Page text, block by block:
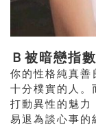
Ｂ被暗戀指
你的性格純真善
十分樸實的人。
打動異性的魅力
易退為談心事的